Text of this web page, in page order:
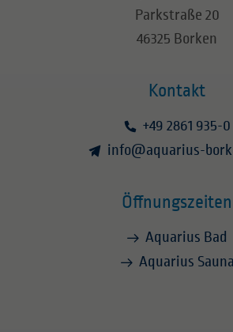
Parkstraße 20
46325 Borken
Kontakt
+49 2861 935-0
info@aquarius-
Öffnungszeiten
Aquarius Bad
Aquarius Sauna